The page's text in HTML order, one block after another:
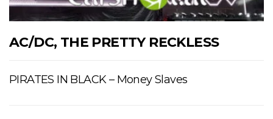
AC/DC, THE PRETTY RECKLESS
PIRATES IN BLACK – Money Slaves